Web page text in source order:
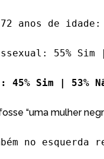
72 anos de idade:
55% Sim
45% Sim | 53%
“uma mulher
no esquerda